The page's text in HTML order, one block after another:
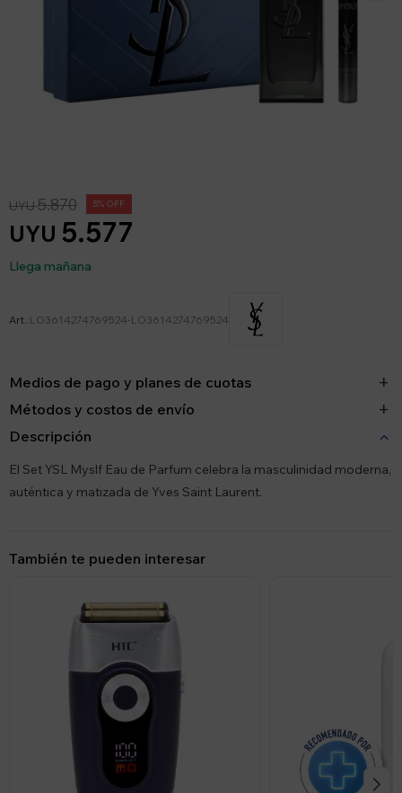
UYU 5.577
UYU5.870 5
Llega mañana
LO3614274769524-LO3614274769524
Medios de pago y planes de cuotas
Métodos y costos de envío
Descripción
El Set YSL Myslf Eau de Parfum celebra la masculinidad moderna,
auténtica y matizada de Yves Saint Laurent.
También te pueden interesar